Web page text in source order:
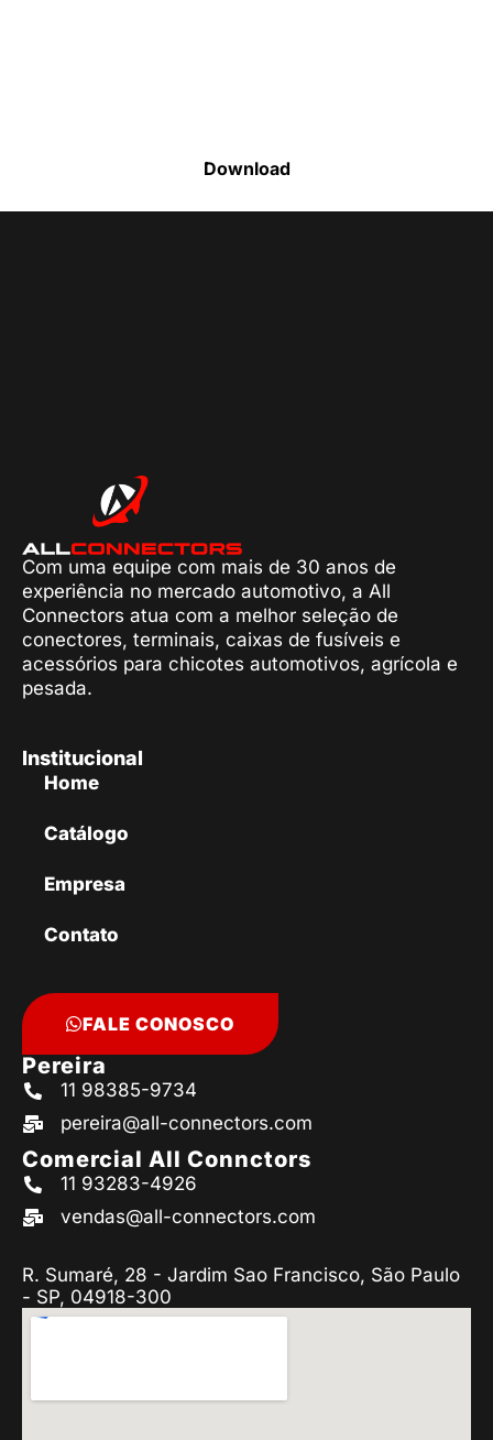
Download
Com uma equipe com mais de 30 anos de
experiência no mercado automotivo, a All
Connectors atua com a melhor seleção de
conectores, terminais, caixas de fusíveis e
acessórios para chicotes automotivos, agrícola e
pesada.
Institucional
Home
Catálogo
Empresa
Contato
FALE CONOSCO
Pereira
11 98385-9734
pereira@all-connectors.com
Comercial All Connctors
11 93283-4926
vendas@all-connectors.com
R. Sumaré, 28 - Jardim Sao Francisco, São Paulo
- SP, 04918-300